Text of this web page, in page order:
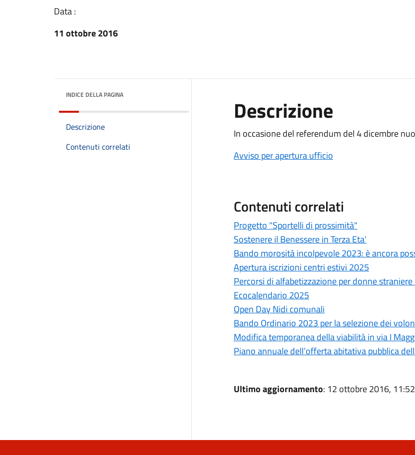
Data :
11 ottobre 2016
INDICE DELLA PAGINA
Descrizione
Contenuti correlati
Descrizione
In occasione del referendum del 4 dicembre
Avviso per apertura ufficio
Contenuti correlati
Progetto "Sportelli di prossimità"
Sostenere il Benessere in Terza Eta'
Bando morosità incolpevole 2023: è ancora
Apertura iscrizioni centri estivi 2025
Percorsi di alfabetizzazione per donne
Ecocalendario 2025
Open Day Nidi comunali
Bando Ordinario 2023 per la selezione dei
Modifica temporanea della viabilità in via I
Piano annuale dell’offerta abitativa pubblica
Ultimo aggiornamento: 12 ottobre 2016, 11:52